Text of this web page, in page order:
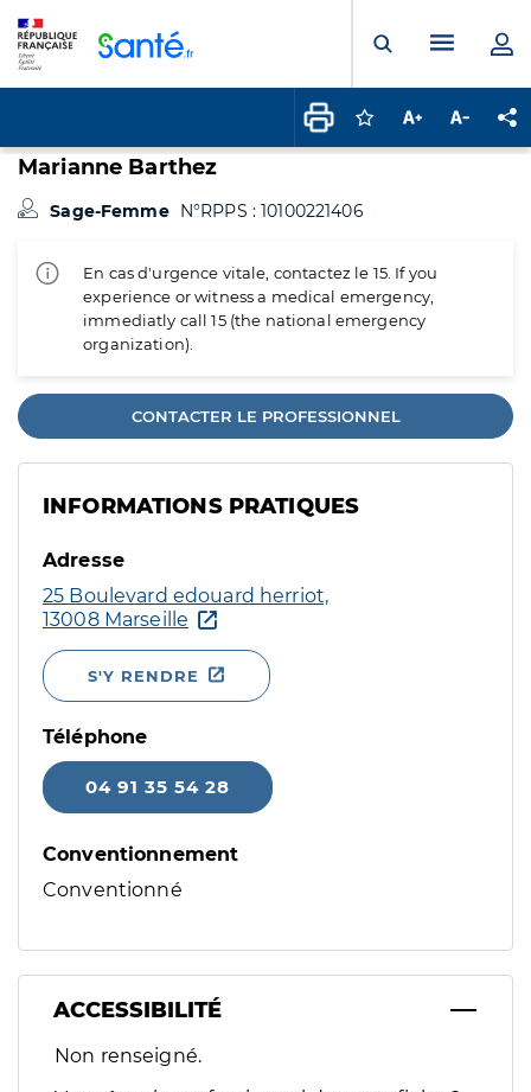
Ouvrir laMenu
Connectez-vous
Augmenter la
Marianne Barthez
Sage-Femme N°RPPS : 10100221406
En cas d'urgence vitale, contactez le 15. If you
experience or witness a medical emergency,
immediatly call 15 (the national emergency
organization).
CONTACTER LE PROFESSIONNEL
INFORMATIONS PRATIQUES
Adresse
25 Boulevard edouard herriot,
13008 Marseille
S'Y RENDRE
Téléphone
04 91 35 54 28
Conventionnement
Conventionné
ACCESSIBILITÉ
Filtres
Sélectionnez un ou plusieurs handicaps/besoins
Non renseigné.